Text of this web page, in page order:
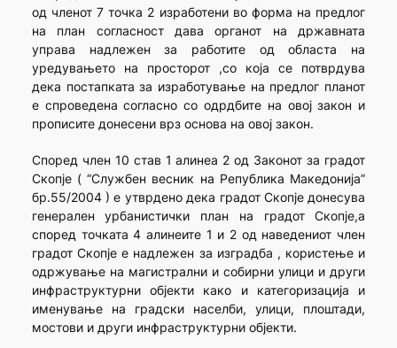
од членот 7 точка 2 изработени во форма на предлог
на план согласност дава органот на државната
управа надлежен за работите од областа на
уредувањето на просторот ,со која се потврдува
дека постапката за изработување на предлог планот
е спроведена согласно со одрдбите на овој закон и
прописите донесени врз основа на овој закон.
Според член 10 став 1 алинеа 2 од Законот за градот
Скопје ( “Службен весник на Република Македонија”
бр.55/2004 ) е утврдено дека градот Скопје донесува
генерален урбанистички план на градот Скопје,а
според точката 4 алинеите 1 и 2 од наведениот член
градот Скопје е надлежен за изградба , користење и
одржување на магистрални и собирни улици и други
инфраструктурни објекти како и категоризација и
именување на градски населби, улици, плоштади,
мостови и други инфраструктурни објекти.